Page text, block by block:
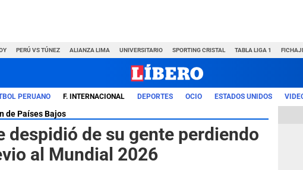
PERÚ VS TÚNEZ ALIANZA LIMA UNIVERSITARIO SPORTING CRISTAL TABLA LIGA 1
PERUANO F. INTERNACIONAL DEPORTES OCIO ESTADOS UNIDOS
de Países Bajos
despidió de su gente perdiendo
al Mundial 2026